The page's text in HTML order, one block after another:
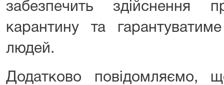
забезпечить здійснення
карантину та
людей.
Додатково повідомляємо,